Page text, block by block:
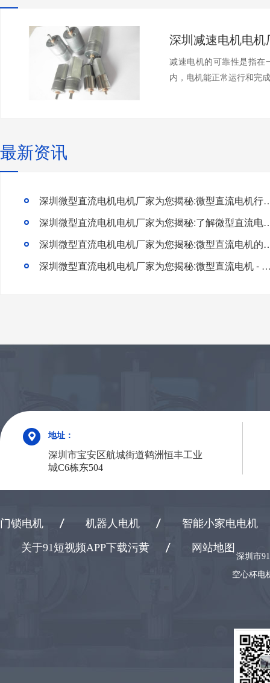
减速电机的可靠性是指在
内，电机能正常运行和
最新资讯
深圳微型直流电机电机厂家为您
深圳微型直流电机电机厂家为您揭
深圳微型直流电机电机厂家为
深圳微型直流电机电机厂家为您揭秘:微型直
地址：
深圳市宝安区航城街道鹤洲恒丰工业
城C6栋东504
门锁电机 机器人电机
智能小家电电机
关于91短视频APP下载污黄
网站地图
深圳市
空心杯电